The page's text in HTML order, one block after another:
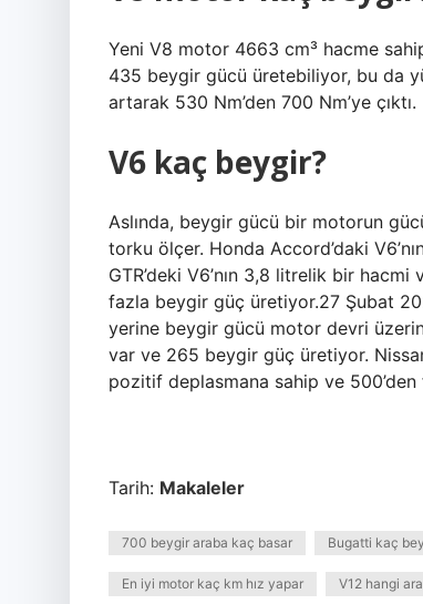
Yeni V8 motor 4663 cm³ hacme
435 beygir gücü üretebiliyor, bu da
artarak 530 Nm’den 700 Nm’ye çıktı.
V6 kaç beygir?
Aslında, beygir gücü bir motorun
torku ölçer. Honda Accord’daki
GTR’deki V6’nın 3,8 litrelik bir
fazla beygir güç üretiyor.27 Şubat
yerine beygir gücü motor devri
var ve 265 beygir güç üretiyor.
pozitif deplasmana sahip ve
Tarih: Makaleler
700 beygir araba kaç basar Bugatti kaç bey
En iyi motor kaç km hız yapar V12 hangi